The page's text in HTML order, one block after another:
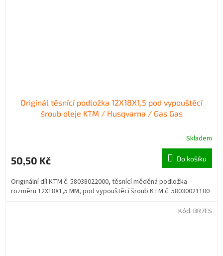
Originál těsnící podložka 12X18X1,5 pod vypouštěcí
šroub oleje KTM / Husqvarna / Gas Gas
Skladem
50,50 Kč Do košíku
Originální díl KTM č. 58038022000, těsnící měděná podložka
rozměru 12X18X1,5 MM, pod vypouštěcí šroub KTM č. 58030021100
Kód: BR7ES